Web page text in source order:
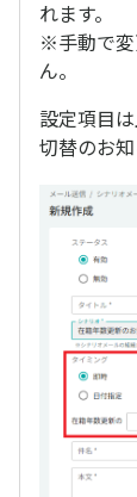
れます。
※手動で変
ん。
設定項目
切替のお知